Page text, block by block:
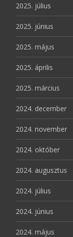
2025. július
2025. június
2025. május
2025. április
2025. március
2024. december
2024. november
2024. október
2024. augusztus
2024. július
2024. június
2024. május